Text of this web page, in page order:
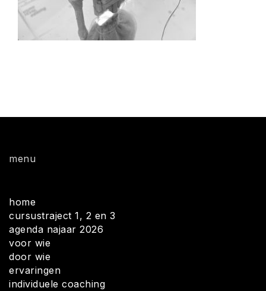
menu
home
cursustraject 1, 2 en 3
agenda najaar 2026
voor wie
door wie
ervaringen
individuele coaching